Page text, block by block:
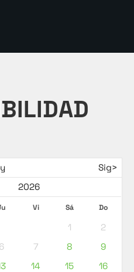
Sig>
Vi Sá Do
1
2
6 7 8
9
14 15
16